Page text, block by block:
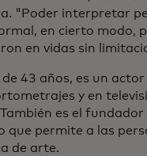
"Poder interpretar
en cierto modo,
en vidas sin
de 43 años, es un
y en
También es el
que permite a las
de arte.